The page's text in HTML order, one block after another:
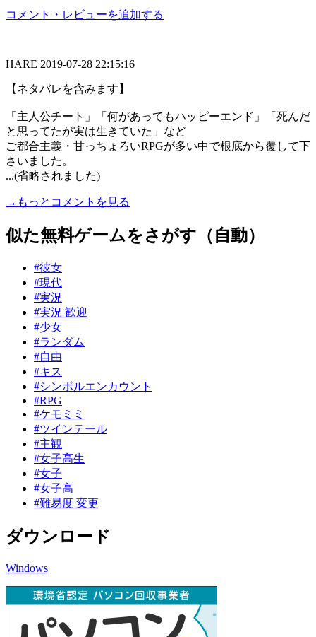
コメント・レビューを追加する
HARE 2019-07-28 22:15:16
【ネタバレを含みます】
「主人公チート」「何があってもハッピーエンド」「死んだ
と思ってたが実は生きていた」など
ご都合主義・甘っちょろいRPGが多い中で根底から覆して下
さいました。
...(省略されました)
→もっとコメントを見る
似た無料ゲームをさがす（自動）
#彼女
#現代
#実況
#実況 歓迎
#少女
#ランダム
#自由
#キス
#シンボルエンカウント
#RPG
#ケモミミ
#ツインテール
#主観
#女子高生
#女子
#女子高
#難易度 変更
ダウンロード
Windows